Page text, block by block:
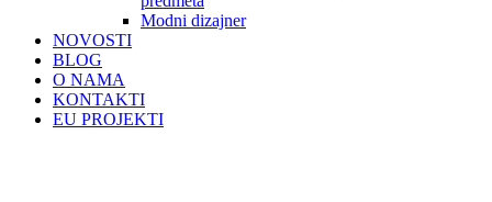
Modni dizajner
NOVOSTI
BLOG
O NAMA
KONTAKTI
EU PROJEKTI